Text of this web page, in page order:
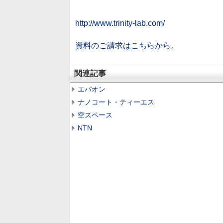
http://www.trinity-lab.com/
資料のご請求はこちらから。
関連記事
エバオン
ナノコート・ティーエス
空スペース
NTN